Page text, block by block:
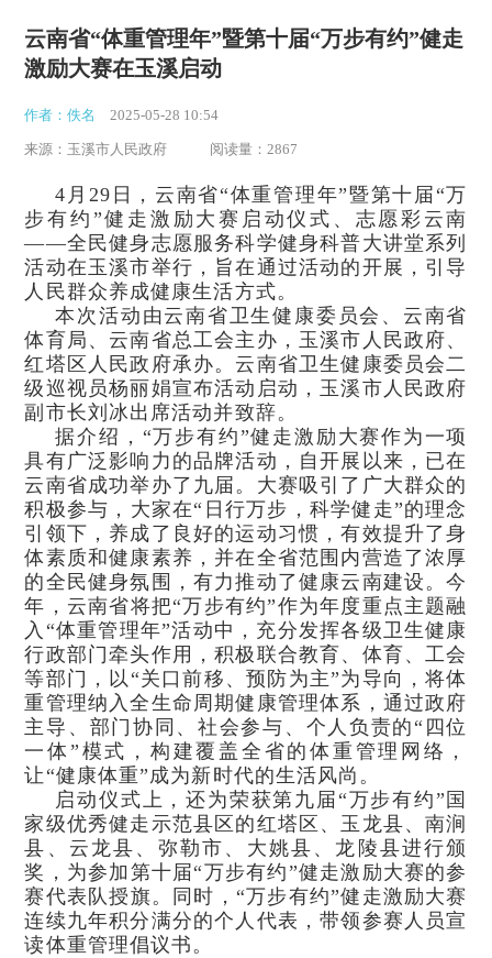
云南省“体重管理年”暨第十届“万步有约”健走
激励大赛在玉溪启动
作者：佚名 2025-05-28 10:54
来源：玉溪市人民政府 阅读量：2867
4月29日，云南省“体重管理年”暨第十届“万
步有约”健走激励大赛启动仪式、志愿彩云南
——全民健身志愿服务科学健身科普大讲堂系列
活动在玉溪市举行，旨在通过活动的开展，引导
人民群众养成健康生活方式。
本次活动由云南省卫生健康委员会、云南省
体育局、云南省总工会主办，玉溪市人民政府、
红塔区人民政府承办。云南省卫生健康委员会二
级巡视员杨丽娟宣布活动启动，玉溪市人民政府
副市长刘冰出席活动并致辞。
据介绍，“万步有约”健走激励大赛作为一项
具有广泛影响力的品牌活动，自开展以来，已在
云南省成功举办了九届。大赛吸引了广大群众的
积极参与，大家在“日行万步，科学健走”的理念
引领下，养成了良好的运动习惯，有效提升了身
体素质和健康素养，并在全省范围内营造了浓厚
的全民健身氛围，有力推动了健康云南建设。今
年，云南省将把“万步有约”作为年度重点主题融
入“体重管理年”活动中，充分发挥各级卫生健康
行政部门牵头作用，积极联合教育、体育、工会
等部门，以“关口前移、预防为主”为导向，将体
重管理纳入全生命周期健康管理体系，通过政府
主导、部门协同、社会参与、个人负责的“四位
一体”模式，构建覆盖全省的体重管理网络，
让“健康体重”成为新时代的生活风尚。
启动仪式上，还为荣获第九届“万步有约”国
家级优秀健走示范县区的红塔区、玉龙县、南涧
县、云龙县、弥勒市、大姚县、龙陵县进行颁
奖，为参加第十届“万步有约”健走激励大赛的参
赛代表队授旗。同时，“万步有约”健走激励大赛
连续九年积分满分的个人代表，带领参赛人员宣
读体重管理倡议书。